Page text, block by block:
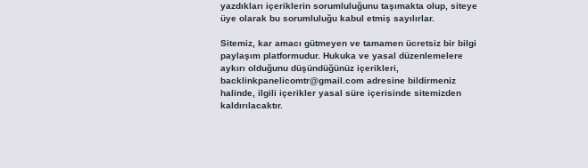
yazdıkları içeriklerin sorumluluğunu taşımakta olup, siteye
üye olarak bu sorumluluğu kabul etmiş sayılırlar.
Sitemiz, kar amacı gütmeyen ve tamamen ücretsiz bir bilgi
paylaşım platformudur. Hukuka ve yasal düzenlemelere
aykırı olduğunu düşündüğünüz içerikleri,
backlinkpanelicomtr@gmail.comadresine bildirmeniz
halinde, ilgili içerikler yasal süre içerisinde sitemizden
kaldırılacaktır.